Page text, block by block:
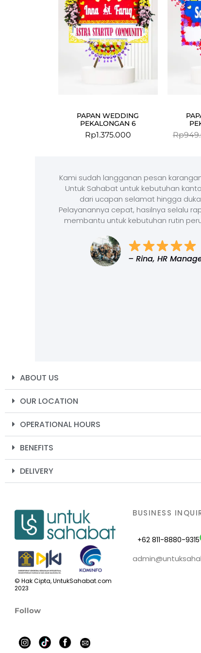
PAPAN WEDDING
PEKALONGAN 6
Rp1.375.000 Rp
Kami sudah langganan pesan
Untuk Sahabat untuk kebutuhan
dari ucapan selamat hingga
Pelayanannya cepat, hasilnya selalu
membantu untuk kebutuhan rutin
– Rina, HR
ABOUT US
OUR LOCATION
OPERATIONAL HOURS
BENEFITS
DELIVERY
© Hak Cipta, UntukSahabat.com
2023
Follow
BUSINESS
+62 811-8880-9315